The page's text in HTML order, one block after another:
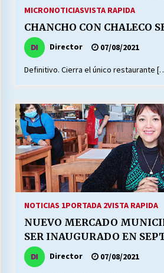
MUNICIPALIDAD,
LABORAL:
13/07/2026
¿Qué habrían dicho?
23/06/2026
VOLVER A SER
16/06/2026
28/05/2026
MICRONOTICIASVISTA RAPIDA
CHANCHO CON CHALECO
Director 07/08/2021
Definitivo. Cierra el único restaurante
NOTICIAS 1PORTADA 2VISTA RAPIDA
NUEVO MERCADO
SER INAUGURADO EN
Director 07/08/2021